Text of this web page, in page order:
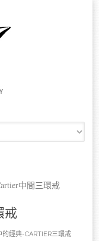
中間三環戒
戒
的經典-CARTIER三環戒